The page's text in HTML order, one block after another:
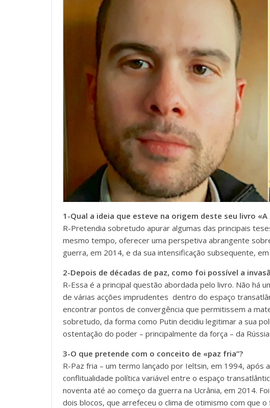
1-Qual a ideia que esteve na origem deste seu livro «A
R-Pretendia sobretudo apurar algumas das principais
mesmo tempo, oferecer uma perspetiva abrangente
guerra, em 2014, e da sua intensificação subsequente,
2-Depois de décadas de paz, como foi possível a
R-Essa é a principal questão abordada pelo livro. Não há
de várias acções imprudentes dentro do espaço
encontrar pontos de convergência que permitissem a
sobretudo, da forma como Putin decidiu legitimar a sua
ostentação do poder – principalmente da força – da Rússia.
3-O que pretende com o conceito de «paz fria”?
R-Paz fria – um termo lançado por Ieltsin, em 1994,
conflitualidade política variável entre o espaço
noventa até ao começo da guerra na Ucrânia, em 2014.
dois blocos, que arrefeceu o clima de otimismo com que